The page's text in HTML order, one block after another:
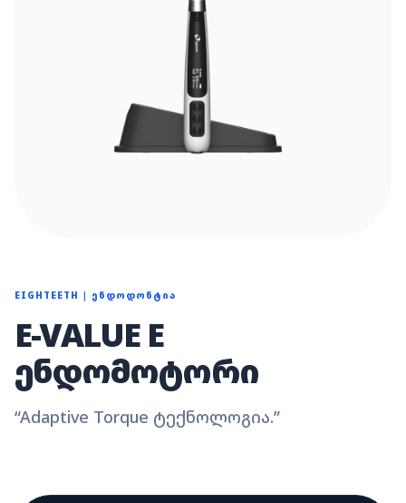
EIGHTEETH | ᲔᲜᲓᲝᲓᲝᲜᲢᲘᲐ
E-VALUE E
ᲔᲜᲓᲝᲛᲝᲢᲝᲠᲘ
“Adaptive Torque ტექნოლოგია.”